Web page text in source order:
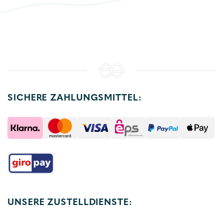
SICHERE ZAHLUNGSMITTEL:
UNSERE ZUSTELLDIENSTE: